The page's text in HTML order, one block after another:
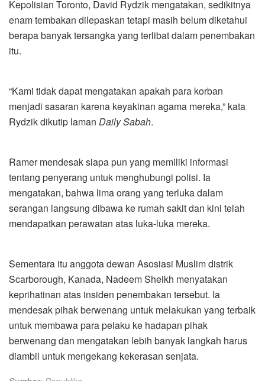
Kepolisian Toronto, David Rydzik mengatakan, sedikitnya
enam tembakan dilepaskan tetapi masih belum diketahui
berapa banyak tersangka yang terlibat dalam penembakan
itu.
“Kami tidak dapat mengatakan apakah para korban
menjadi sasaran karena keyakinan agama mereka,” kata
Rydzik dikutip laman Daily Sabah.
Ramer mendesak siapa pun yang memiliki informasi
tentang penyerang untuk menghubungi polisi. Ia
mengatakan, bahwa lima orang yang terluka dalam
serangan langsung dibawa ke rumah sakit dan kini telah
mendapatkan perawatan atas luka-luka mereka.
Sementara itu anggota dewan Asosiasi Muslim distrik
Scarborough, Kanada, Nadeem Sheikh menyatakan
keprihatinan atas insiden penembakan tersebut. Ia
mendesak pihak berwenang untuk melakukan yang terbaik
untuk membawa para pelaku ke hadapan pihak
berwenang dan mengatakan lebih banyak langkah harus
diambil untuk mengekang kekerasan senjata.